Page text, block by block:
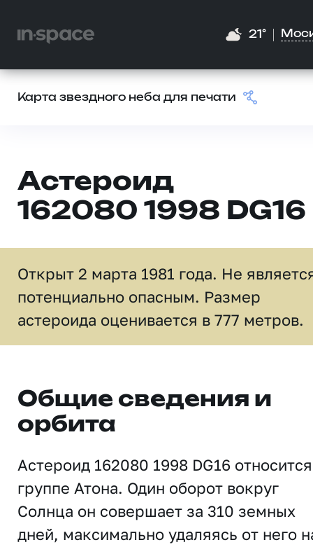
21°
Карта звездного неба для печати
Астероид
162080 1998 DG16
Открыт 2 марта 1981 года. Не
потенциально опасным. Размер
астероида оценивается в 777 метров.
Общие сведения и
орбита
Астероид 162080 1998 DG16
группе Атона. Один оборот вокруг
Солнца он совершает за 310 земных
дней, максимально удаляясь от него